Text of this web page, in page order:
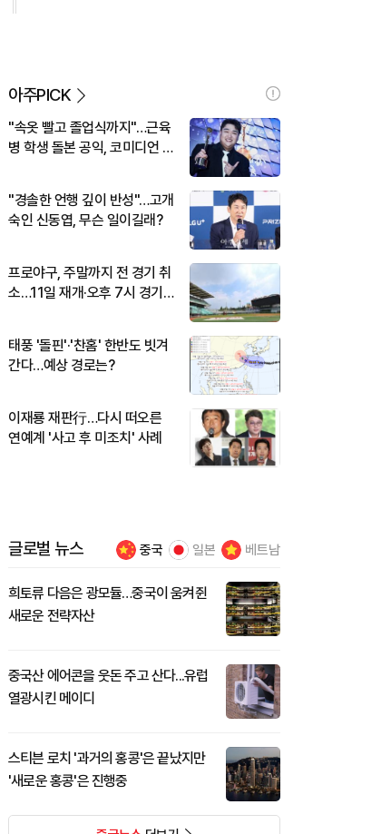
아주PICK
"속옷 빨고 졸업식까지"…근육
병 학생 돌본 공익, 코미디언 김
"경솔한 언행 깊이 반성"…고개
숙인 신동엽, 무슨 일이길래?
프로야구, 주말까지 전 경기 취
소…11일 재개·오후 7시 경기
태풍 '돌핀'·'찬홈' 한반도 빗겨
간다…예상 경로는?
이재룡 재판行…다시 떠오른
연예계 '사고 후 미조치' 사례
글로벌 뉴스 중국 일본 베트남
희토류 다음은 광모듈…중국이 움켜쥔
새로운 전략자산
중국산 에어콘을 웃돈 주고 산다...유럽
열광시킨 메이디
스티븐 로치 '과거의 홍콩'은 끝났지만
'새로운 홍콩'은 진행중